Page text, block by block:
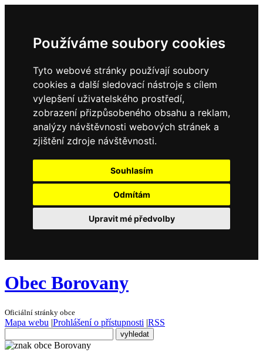
Používáme soubory cookies
Tyto webové stránky používají soubory
cookies a další sledovací nástroje s cílem
vylepšení uživatelského prostředí,
zobrazení přizpůsobeného obsahu a reklam,
analýzy návštěvnosti webových stránek a
zjištění zdroje návštěvnosti.
Souhlasím
Odmítám
Upravit mé předvolby
Obec Borovany
Oficiální stránky obce
Mapa webu |Prohlášení o přístupnosti |RSS